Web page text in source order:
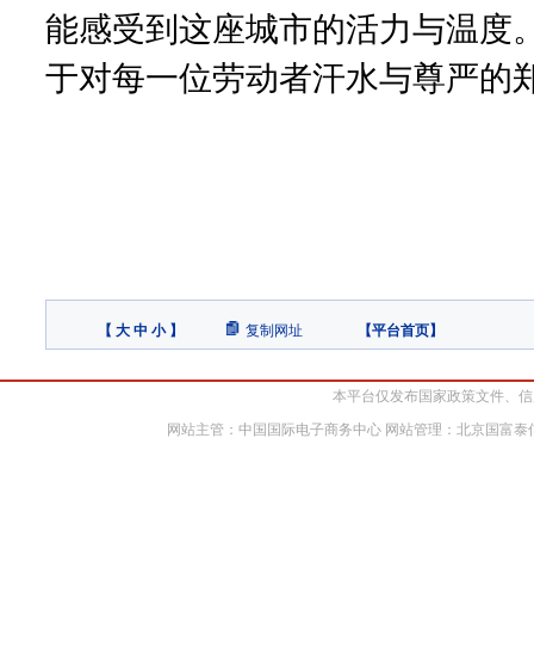
能感受到这座城市的活力与温度
于对每一位劳动者汗水与尊严的
【 大 中 小】 复制网址 【平台首页】
本平台仅发布国家政策文件、
网站主管：中国国际电子商务中心 网站管理：北京国富